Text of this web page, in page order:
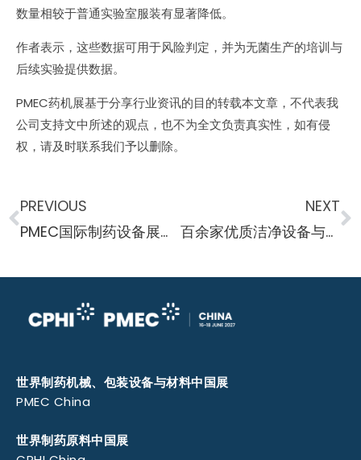
数量相较于普通实验室服装有显著降低。
作者表示，这些数据可用于风险判定，并为无菌生产的培训与
后续实验提供数据。
PMEC药机展基于分享行业资讯的目的转载本文章，不代表我
公司支持文中所述的观点，也不为全文负责真实性，如有侵
权，请及时联系我们予以删除。
PREVIOUS
PMEC国际制药设备展行业资讯 龙沙提升商业抗体供应能力
NEXT
百余家优质洁净设备与工程供应商6月与您相约浦东，赋能制药工业可持续发展!
世界制药机械、包装设备与材料中国展
PMEC China
世界制药原料中国展